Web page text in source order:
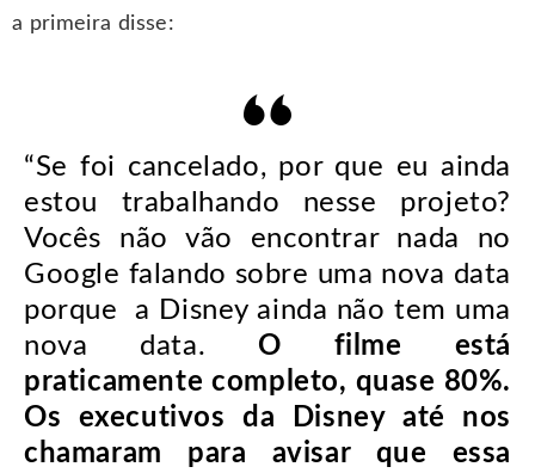
a primeira disse:
“Se foi cancelado, por que eu ainda
estou trabalhando nesse projeto?
Vocês não vão encontrar nada no
Google falando sobre uma nova data
porque a Disney ainda não tem uma
nova data. O filme está
praticamente completo, quase 80%.
Os executivos da Disney até nos
chamaram para avisar que essa